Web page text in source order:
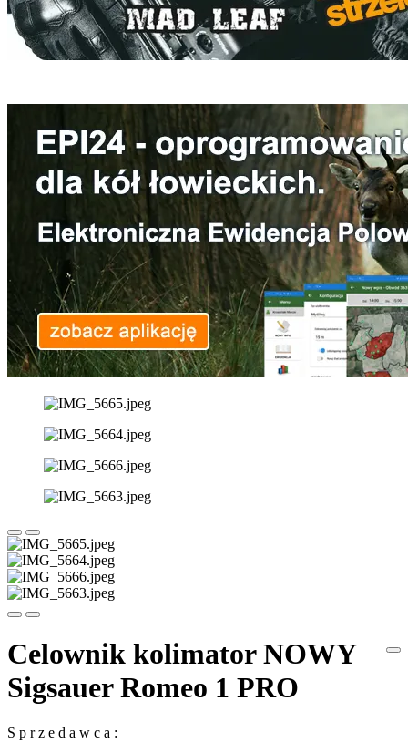
Celownik kolimator NOWY
Sigsauer Romeo 1 PRO
S p r z e d a w c a :